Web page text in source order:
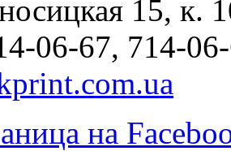
15, к.
06-67, 714-
на